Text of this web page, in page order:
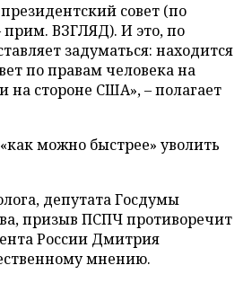
совет (по
прим. ВЗГЛЯД). И это, по
задуматься: находится
по правам человека на
на стороне США», – полагает
можно быстрее» уволить
депутата Госдумы
призыв ПСПЧ противоречит
России Дмитрия
мнению.